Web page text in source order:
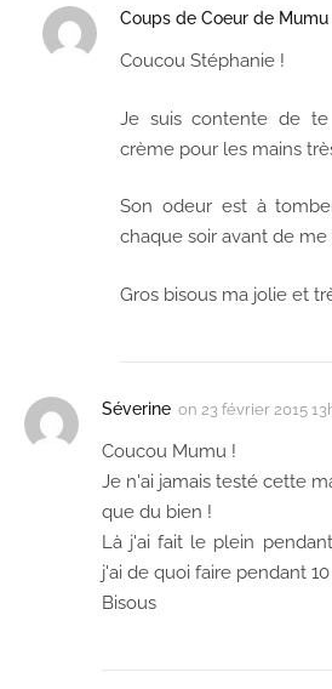
Coups de Coeur de Mumu
Coucou Stéphanie !
Je suis contente de
crème pour les mains
Son odeur est à
chaque soir avant de me
Gros bisous ma jolie et
Séverine on 23 février 2015
Coucou Mumu !
Je n'ai jamais testé cette
que du bien !
Là j'ai fait le plein
j'ai de quoi faire pendant
Bisous